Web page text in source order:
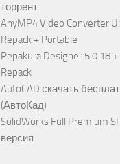
торрент
AnyMP4 Video Converter
Repack + Portable
Pepakura Designer 5.0.18
Repack
AutoCAD скачать
(АвтоКад)
SolidWorks Full Premium
версия